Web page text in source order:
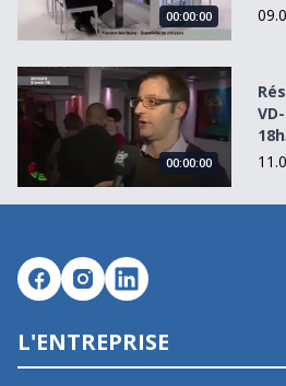
00:00:00
Résultats des Votations VD-FR
00:00:00
L'ENTREPRISE